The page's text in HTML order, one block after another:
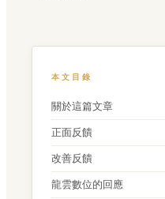
本文目錄
關於這篇文章
正面反饋
改善反饋
龍雲數位的回應